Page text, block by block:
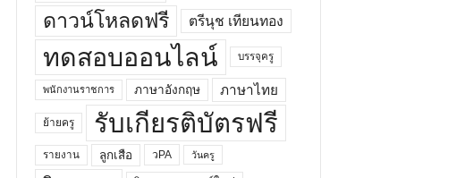
ดาวน์โหลดฟรี ตรีนุช เทียนทอง
ทดสอบออนไลน์ บรรจุครู
พนักงานราชการ ภาษาอังกฤษ ภาษาไทย
ย้ายครู รับเกียรติบัตรฟรี
รายงาน ลูกเสือ วPA วันครู